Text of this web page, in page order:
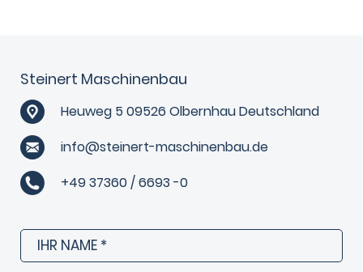
Steinert Maschinenbau
Heuweg 5 09526 Olbernhau Deutschland
info@steinert-maschinenbau.de
+49 37360 / 6693 -0
Name